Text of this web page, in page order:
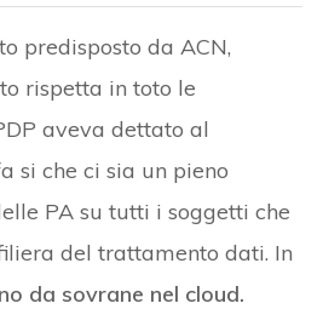
predisposto da ACN,
rispetta in toto le
aveva dettato al
si che ci sia un pieno
PA su tutti i soggetti che
del trattamento dati. In
da sovrane nel cloud.